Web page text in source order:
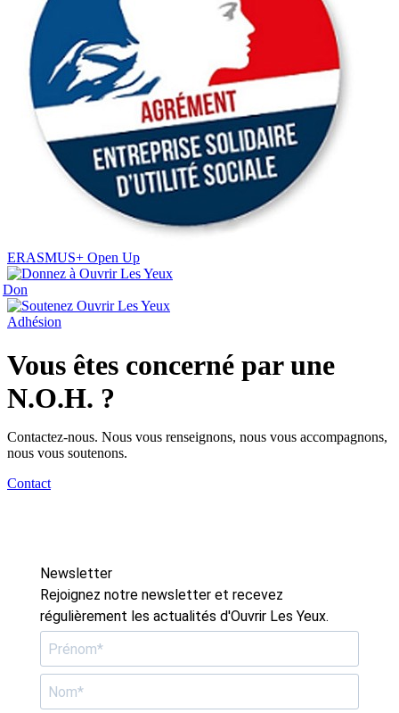
ERASMUS+ Open Up
Don
Adhésion
Vous êtes concerné par une
N.O.H. ?
Contactez-nous. Nous vous renseignons, nous vous accompagnons,
nous vous soutenons.
Contact
Newsletter
Rejoignez notre newsletter et recevez
régulièrement les actualités d'Ouvrir Les Yeux.